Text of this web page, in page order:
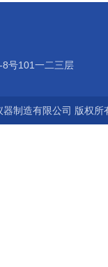
号101一二三层
器制造有限公司 版权